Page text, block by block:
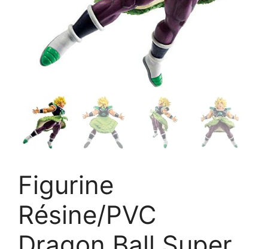
Figurine
Résine/PVC